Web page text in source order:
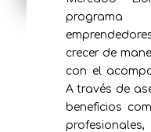
crecer de
con el
A través de
beneficios